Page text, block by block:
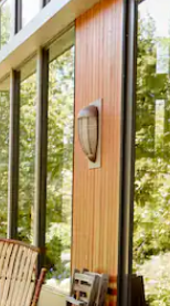
или